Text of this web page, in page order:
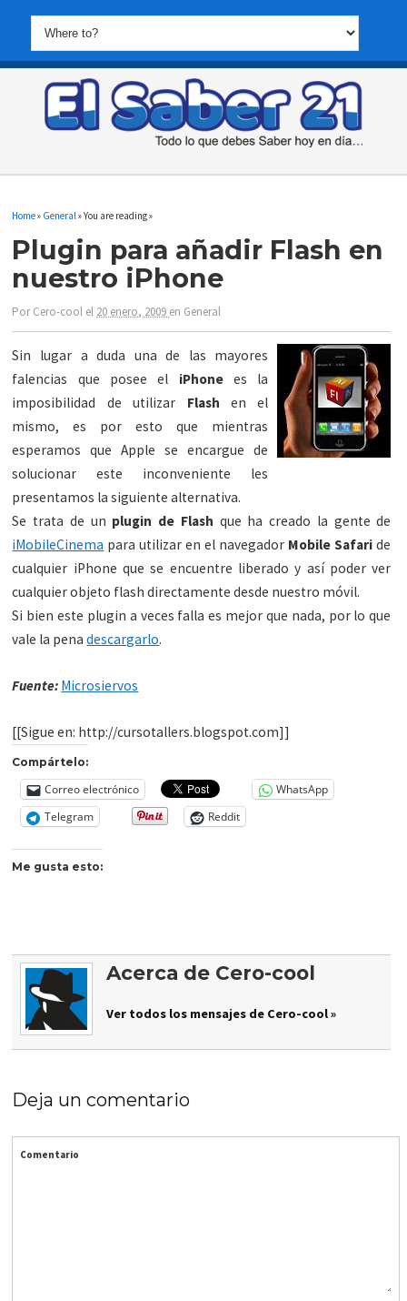
Home» General » You are reading »
Plugin para añadir Flash en
nuestro iPhone
PorCero-cool el 20 enero, 2009 en General
Sin lugar a duda una de las mayores
falencias que posee el iPhonees la
imposibilidad de utilizar Flash en el
mismo, es por esto que mientras
esperamos que Apple se encargue de
solucionar este inconveniente les
presentamos la siguiente alternativa.
Se trata de un plugin de Flash que ha creado la gente de
iMobileCinema para utilizar en el navegador Mobile Safari de
cualquier iPhone que se encuentre liberado y así poder ver
cualquier objeto flash directamente desde nuestro móvil.
Si bien este plugin a veces falla es mejor que nada, por lo que
vale la penadescargarlo.
Fuente: Microsiervos
[[Sigue en: http://cursotallers.blogspot.com]]
Compártelo:
Correo electrónico
WhatsApp
Telegram
Reddit
Me gusta esto:
Acerca de Cero-cool
Ver todos los mensajes de Cero-cool »
Deja un comentario
Comentario